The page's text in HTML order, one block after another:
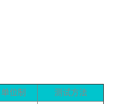
单位制 测试方法